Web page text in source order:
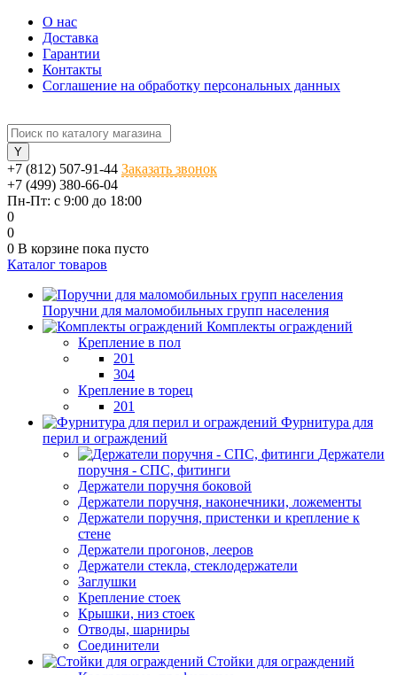
О нас
Доставка
Гарантии
Контакты
Соглашение на обработку персональных данных
+7 (812) 507-91-44 Заказать звонок
+7 (499) 380-66-04
Пн-Пт: с 9:00 до 18:00
0
0
0 В корзине пока пусто
Каталог товаров
Поручни для маломобильных групп населения
Комплекты ограждений
Крепление в пол
201
304
Крепление в торец
201
Фурнитура для
перил и ограждений
Держатели
поручня - СПС, фитинги
Держатели поручня боковой
Держатели поручня, наконечники, ложементы
Держатели поручня, пристенки и крепление к
стене
Держатели прогонов, лееров
Держатели стекла, стеклодержатели
Заглушки
Крепление стоек
Крышки, низ стоек
Отводы, шарниры
Соединители
Стойки для ограждений